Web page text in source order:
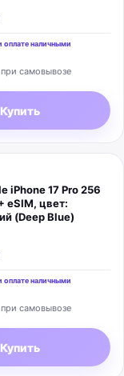
оплате наличными
самовывозе
Купить
iPhone 17 Pro 256
eSIM, цвет:
(Deep Blue)
оплате наличными
самовывозе
Купить